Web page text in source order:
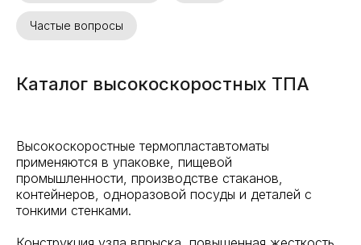
Частые вопросы
Каталог высокоскоростных ТПА
Высокоскоростные термопластавтоматы
применяются в упаковке, пищевой
промышленности, производстве стаканов,
контейнеров, одноразовой посуды и деталей с
тонкими стенками.